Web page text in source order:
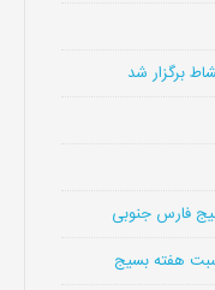
برگزار شد
فارس جنوبی
هفته بسیج